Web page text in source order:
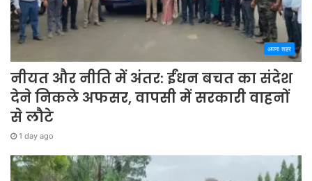
अपना शहर
नीयत और नीति में अंतर: ईंधन बचत का संदेश
देने निकले अफसर, वापसी में सरकारी वाहनों
से लौटे
1 day ago